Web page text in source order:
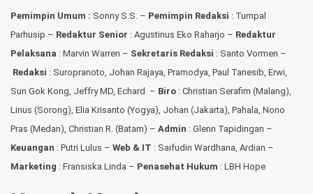
Pemimpin Umum : Sonny S.S. – Pemimpin Redaksi : Tumpal
Parhusip – Redaktur Senior : Agustinus Eko Raharjo – Redaktur
Pelaksana : Marvin Warren – Sekretaris Redaksi : Santo Vormen –
Redaksi : Suropranoto, Johan Rajaya, Pramodya, Paul Tanesib, Erwi,
Sun Gok Kong, Jeffry MD, Echard – Biro : Christian Serafim (Malang),
Linus (Sorong), Elia Krisanto (Yogya), Johan (Jakarta), Pahala, Nono
Pras (Medan), Christian R. (Batam) – Admin : Glenn Tapidingan –
Keuangan : Putri Lulus – Web & IT : Saifudin Wardhana, Ardian –
Marketing : Fransiska Linda – Penasehat Hukum : LBH Hope